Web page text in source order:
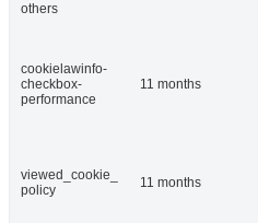
others
cookielawinfo-
checkbox-
performance
11 months
viewed_cookie_
policy
11 months